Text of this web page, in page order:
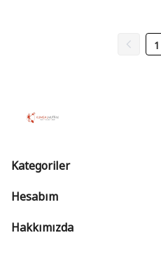
1
Kategoriler
Hesabım
Hakkımızda